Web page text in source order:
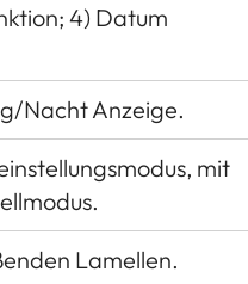
4) Datum
Nacht Anzeige.
mit
Lamellen.